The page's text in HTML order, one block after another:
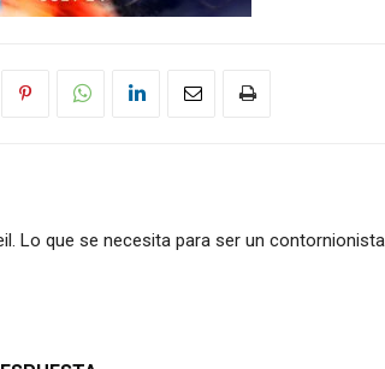
Lo que se necesita para ser un contornionista